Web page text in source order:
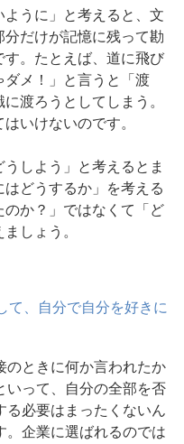
ように」と考えると、文
だけが記憶に残って勘
。たとえば、道に飛び
ダメ！」と言うと「渡
渡ろうとしてしまう。
いけないのです。
しよう」と考えるとま
どうするか」を考える
か？」ではなくて「ど
しょう。
、自分で自分を好きに
のときに何か言われたか
いって、自分の全部を否
る必要はまったくないん
。企業に選ばれるのでは